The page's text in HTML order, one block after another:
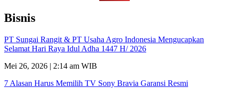
Bisnis
PT Sungai Rangit & PT Usaha Agro Indonesia Mengucapkan
Selamat Hari Raya Idul Adha 1447 H/ 2026
Mei 26, 2026 | 2:14 am WIB
7 Alasan Harus Memilih TV Sony Bravia Garansi Resmi